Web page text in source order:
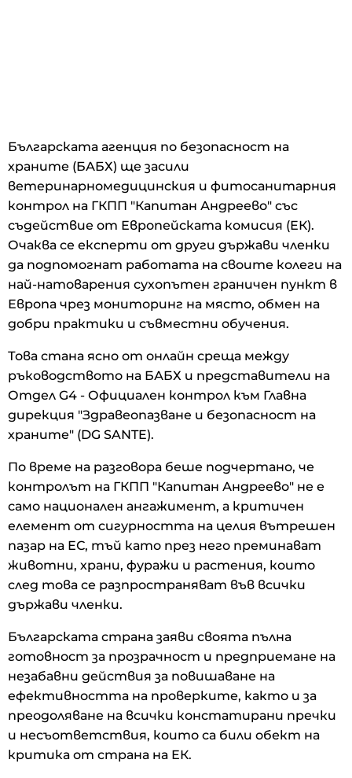
Българската агенция по безопасност на
храните (БАБХ) ще засили
ветеринарномедицинския и фитосанитарния
контрол на ГКПП "Капитан Андреево" със
съдействие от Европейската комисия (ЕК).
Очаква се експерти от други държави членки
да подпомогнат работата на своите колеги на
най-натоварения сухопътен граничен пункт в
Европа чрез мониторинг на място, обмен на
добри практики и съвместни обучения.
Това стана ясно от онлайн среща между
ръководството на БАБХ и представители на
Отдел G4 - Официален контрол към Главна
дирекция "Здравеопазване и безопасност на
храните" (DG SANTE).
По време на разговора беше подчертано, че
контролът на ГКПП "Капитан Андреево" не е
само национален ангажимент, а критичен
елемент от сигурността на целия вътрешен
пазар на ЕС, тъй като през него преминават
животни, храни, фуражи и растения, които
след това се разпространяват във всички
държави членки.
Българската страна заяви своята пълна
готовност за прозрачност и предприемане на
незабавни действия за повишаване на
ефективността на проверките, както и за
преодоляване на всички констатирани пречки
и несъответствия, които са били обект на
критика от страна на ЕК.